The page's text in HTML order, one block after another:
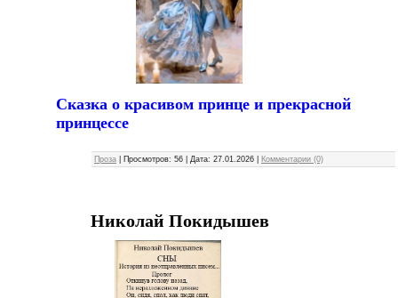
Сказка о красивом принце и прекрасной
принцессе
Проза Просмотров: 56 Дата: 27.01.2026 Комментарии (0)
Николай Покидышев